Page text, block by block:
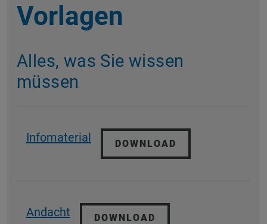
Vorlagen
Alles, was Sie wissen
müssen
Infomaterial DOWNLOAD
Andacht DOWNLOAD